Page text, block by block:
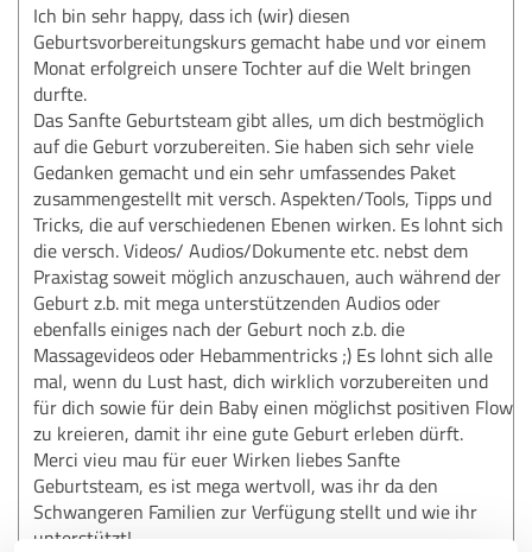
Ich bin sehr happy, dass ich (wir) diesen
Geburtsvorbereitungskurs gemacht habe und vor einem
Monat erfolgreich unsere Tochter auf die Welt bringen
durfte.
Das Sanfte Geburtsteam gibt alles, um dich bestmöglich
auf die Geburt vorzubereiten. Sie haben sich sehr viele
Gedanken gemacht und ein sehr umfassendes Paket
zusammengestellt mit versch. Aspekten/Tools, Tipps und
Tricks, die auf verschiedenen Ebenen wirken. Es lohnt sich
die versch. Videos/ Audios/Dokumente etc. nebst dem
Praxistag soweit möglich anzuschauen, auch während der
Geburt z.b. mit mega unterstützenden Audios oder
ebenfalls einiges nach der Geburt noch z.b. die
Massagevideos oder Hebammentricks ;) Es lohnt sich alle
mal, wenn du Lust hast, dich wirklich vorzubereiten und
für dich sowie für dein Baby einen möglichst positiven Flow
zu kreieren, damit ihr eine gute Geburt erleben dürft.
Merci vieu mau für euer Wirken liebes Sanfte
Geburtsteam, es ist mega wertvoll, was ihr da den
Schwangeren Familien zur Verfügung stellt und wie ihr
unterstützt!